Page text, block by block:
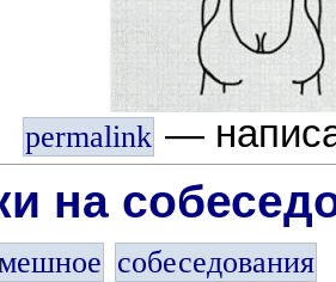
permalink —
на
собеседования